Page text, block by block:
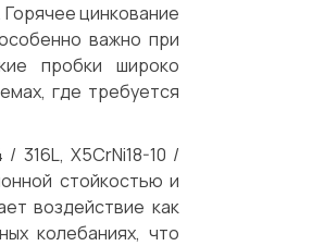
цинкование
важно при
пробки широко
где требуется
316L, X5CrNi18-10 /
стойкостью и
воздействие как
колебаниях, что